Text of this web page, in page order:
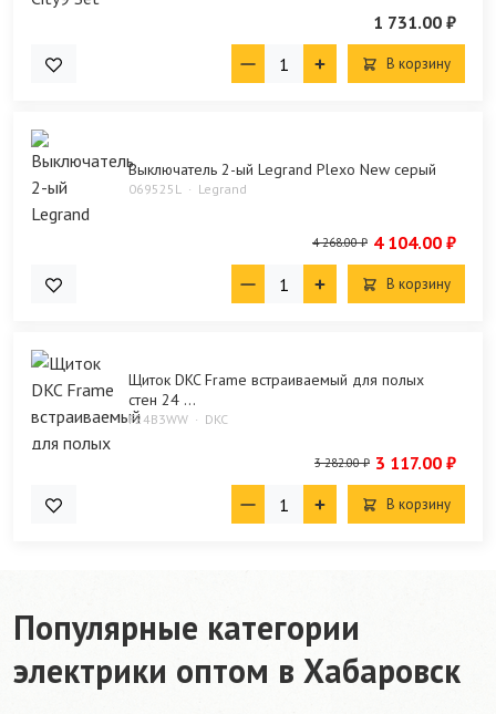
1 731.00 ₽
В корзину
Выключатель 2-ый Legrand Plexo New серый
069525L Legrand
4 268.00 ₽ 4 104.00 ₽
В корзину
Щиток DKC Frame встраиваемый для полых
стен 24 ...
F24B3WW DKC
3 282.00 ₽ 3 117.00 ₽
В корзину
Популярные категории
электрики оптом в Хабаровск